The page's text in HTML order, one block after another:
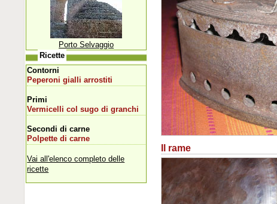
Il rame
Porto Selvaggio
Ricette
Contorni
Peperoni gialli arrostiti
Primi
Vermicelli col sugo di granchi
Secondi di carne
Polpette di carne
Vai all'elenco completo delle
ricette